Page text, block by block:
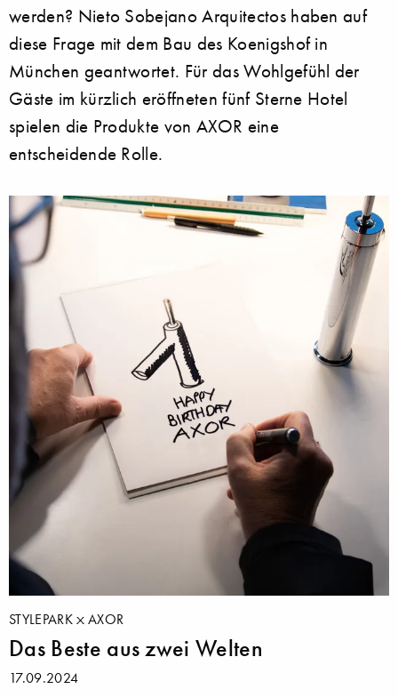
werden? Nieto Sobejano Arquitectos haben auf
diese Frage mit dem Bau des Koenigshof in
München geantwortet. Für das Wohlgefühl der
Gäste im kürzlich eröffneten fünf Sterne Hotel
spielen die Produkte von AXOR eine
entscheidende Rolle.
STYLEPARK AXOR
Das Beste aus zwei Welten
17.09.2024